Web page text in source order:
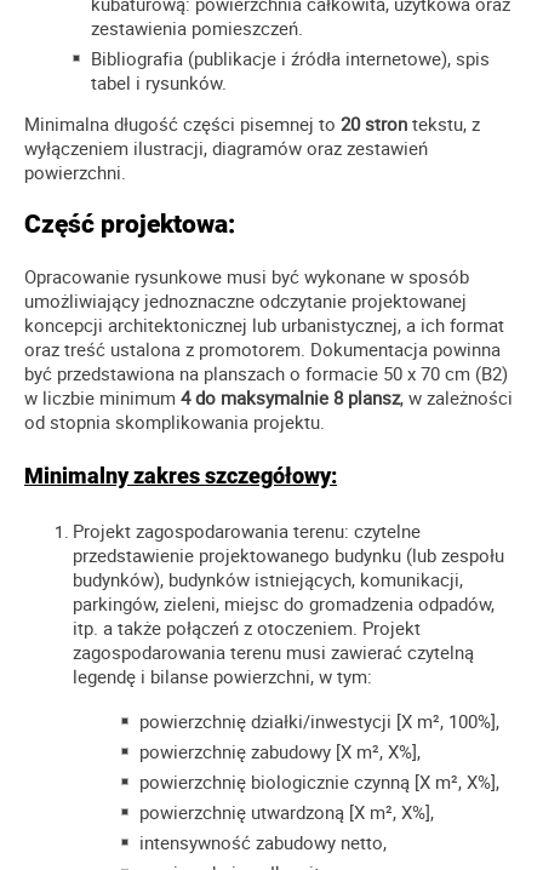
zestawienia pomieszczeń.
Bibliografia (publikacje i źródła internetowe), spis
tabel i rysunków.
Minimalna długość części pisemnej to 20 stron tekstu, z
wyłączeniem ilustracji, diagramów oraz zestawień
powierzchni.
Część projektowa:
Opracowanie rysunkowe musi być wykonane w sposób
umożliwiający jednoznaczne odczytanie projektowanej
koncepcji architektonicznej lub urbanistycznej, a ich format
oraz treść ustalona z promotorem. Dokumentacja powinna
być przedstawiona na planszach o formacie 50 x 70 cm (B2)
w liczbie minimum 4 do maksymalnie 8 plansz, w zależności
od stopnia skomplikowania projektu.
Minimalny zakres szczegółowy:
Projekt zagospodarowania terenu: czytelne
przedstawienie projektowanego budynku (lub zespołu
budynków), budynków istniejących, komunikacji,
parkingów, zieleni, miejsc do gromadzenia odpadów,
itp. a także połączeń z otoczeniem. Projekt
zagospodarowania terenu musi zawierać czytelną
legendę i bilanse powierzchni, w tym:
powierzchnię działki/inwestycji [X m², 100%],
powierzchnię zabudowy [X m², X%],
powierzchnię biologicznie czynną [X m², X%],
powierzchnię utwardzoną [X m², X%],
intensywność zabudowy netto,